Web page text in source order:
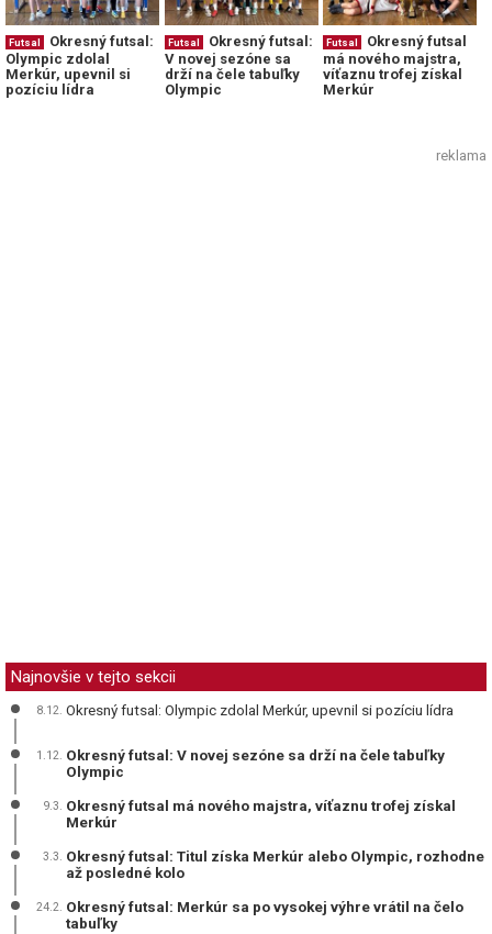
Futsal
Okresný futsal:
Olympic zdolal
Merkúr, upevnil si
pozíciu lídra
Futsal
Okresný futsal:
V novej sezóne sa
drží na čele tabuľky
Olympic
Futsal
Okresný futsal
má nového majstra,
víťaznu trofej získal
Merkúr
reklama
Najnovšie v tejto sekcii
8.12. Okresný futsal: Olympic zdolal Merkúr, upevnil si pozíciu lídra
1.12. Okresný futsal: V novej sezóne sa drží na čele tabuľky
Olympic
9.3. Okresný futsal má nového majstra, víťaznu trofej získal
Merkúr
3.3. Okresný futsal: Titul získa Merkúr alebo Olympic, rozhodne
až posledné kolo
24.2. Okresný futsal: Merkúr sa po vysokej výhre vrátil na čelo
tabuľky